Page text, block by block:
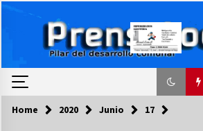
COLUMNISTA
Home 2020 Junio 17